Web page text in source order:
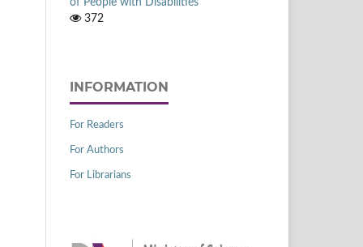
372
INFORMATION
For Readers
For Authors
For Librarians